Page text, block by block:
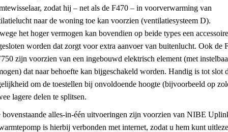
zodat hij – net als de F470 – in voorverwarming van
naar de woning toe kan voorzien (ventilatiesysteem D).
het hoger vermogen kan bovendien op beide types een accessoire
worden dat zorgt voor extra aanvoer van buitenlucht. Ook de
zijn voorzien van een ingebouwd elektrisch element (met
dat naar behoefte kan bijgeschakeld worden. Handig is tot slot
om de toestellen bij onvoldoende hoogte (bijvoorbeeld op
lagere delen te splitsen.
alles-in-één uitvoeringen zijn voorzien van NIBE
is hierbij verbonden met internet, zodat u hem kunt